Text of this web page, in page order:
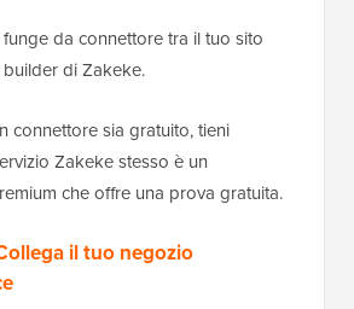
da connettore tra il tuo sito
di Zakeke.
connettore sia gratuito, tieni
Zakeke stesso è un
che offre una prova gratuita.
il tuo negozio